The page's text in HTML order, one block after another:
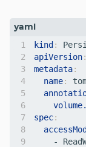
4
6
7
8
9
kind :
apiVersion:
metadata:
name:
spec:
-